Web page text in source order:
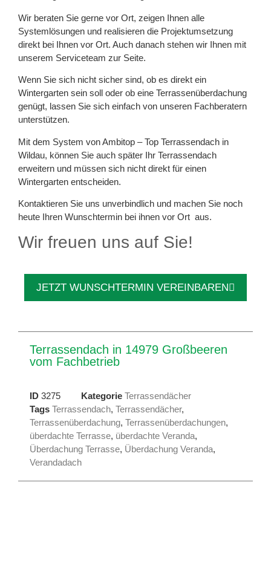
Wir beraten Sie gerne vor Ort, zeigen Ihnen alle
Systemlösungen und realisieren die Projektumsetzung
direkt bei Ihnen vor Ort. Auch danach stehen wir Ihnen mit
unserem Serviceteam zur Seite.
Wenn Sie sich nicht sicher sind, ob es direkt ein
Wintergarten sein soll oder ob eine Terrassenüberdachung
genügt, lassen Sie sich einfach von unseren Fachberatern
unterstützen.
Mit dem System von Ambitop – Top Terrassendach in
Wildau, können Sie auch später Ihr Terrassendach
erweitern und müssen sich nicht direkt für einen
Wintergarten entscheiden.
Kontaktieren Sie uns unverbindlich und machen Sie noch
heute Ihren Wunschtermin bei ihnen vor Ort aus.
Wir freuen uns auf Sie!
JETZT WUNSCHTERMIN VEREINBAREN
Terrassendach in 14979 Großbeeren
vom Fachbetrieb
ID 3275 Kategorie Terrassendächer
Tags Terrassendach, Terrassendächer,
Terrassenüberdachung, Terrassenüberdachungen,
überdachte Terrasse, überdachte Veranda,
Überdachung Terrasse, Überdachung Veranda,
Verandadach